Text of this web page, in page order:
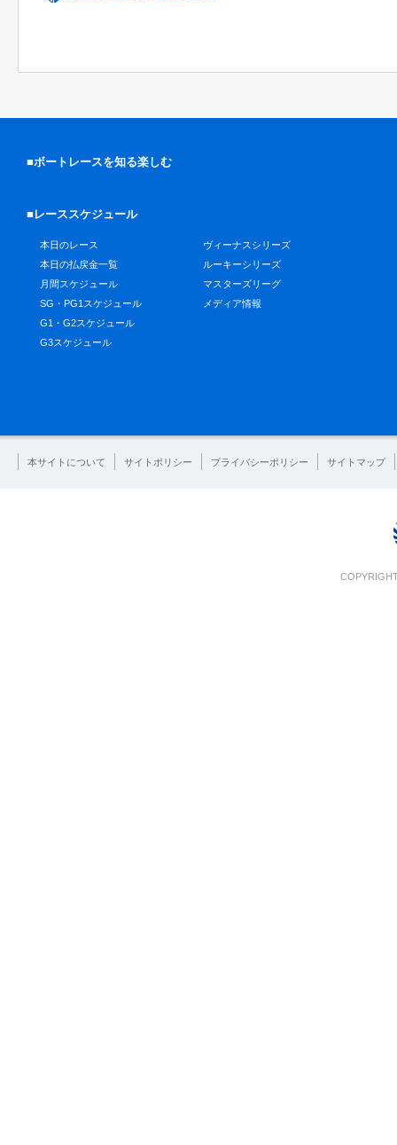
■ボートレースを知る楽しむ
■レーススケジュール
本日のレース
本日の払戻金一覧
月間スケジュール
SG・PG1スケジュール
G1・G2スケジュール
G3スケジュール
ヴィーナスシリーズ
ルーキーシリーズ
マスターズリーグ
メディア情報
本サイトについて サイトポリシー プライバシーポリシー サイトマップ